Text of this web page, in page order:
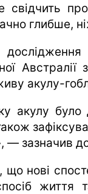
глибше,
акулу-
акулу було
— зазначив
що нові
життя